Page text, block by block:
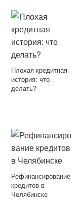
Плохая кредитная
история: что
делать?
Рефинансирование
кредитов в
Челябинске